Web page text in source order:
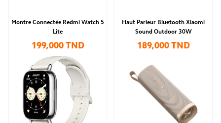
Montre Connectée Redmi Watch 5
Lite
199,000 TND
Haut Parleur Bluetooth Xiaomi
Sound Outdoor 30W
189,000 TND